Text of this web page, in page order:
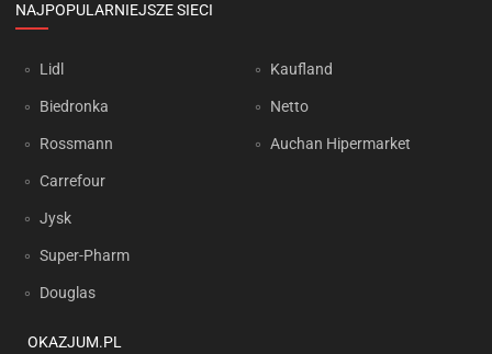
NAJPOPULARNIEJSZE SIECI
Lidl
Biedronka
Rossmann
Carrefour
Jysk
Super-Pharm
Douglas
Kaufland
Netto
Auchan Hipermarket
OKAZJUM.PL